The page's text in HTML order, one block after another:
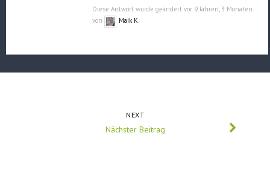
Diese Antwort wurde geändert vor 9 Jahren, 3 Monaten
von
Maik K.
NEXT
Nächster Beitrag